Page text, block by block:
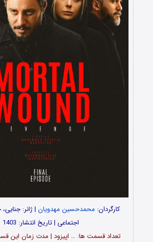
کارگردان: محمدحسین مهدویان | ژانر: جنایی،
اجتماعی | تاریخ انتشار: 1403